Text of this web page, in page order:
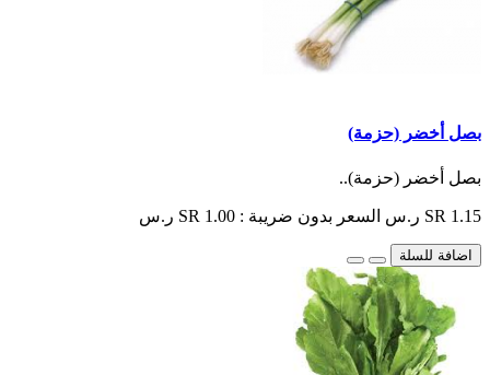
بصل أخضر (حزمة)
بصل أخضر (حزمة)..
SR 1.15 ر.س السعر بدون ضريبة : SR 1.00 ر.س
اضافة للسلة